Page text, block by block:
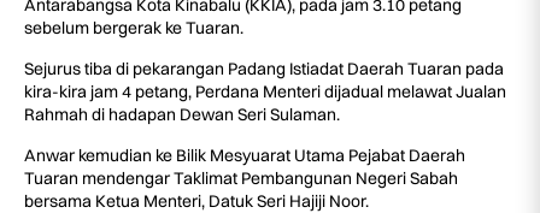
Antarabangsa Kota Kinabalu (KKIA), pada jam 3.10 petang
sebelum bergerak ke Tuaran.
Sejurus tiba di pekarangan Padang Istiadat Daerah Tuaran pada
kira-kira jam 4 petang, Perdana Menteri dijadual melawat Jualan
Rahmah di hadapan Dewan Seri Sulaman.
Anwar kemudian ke Bilik Mesyuarat Utama Pejabat Daerah
Tuaran mendengar Taklimat Pembangunan Negeri Sabah
bersama Ketua Menteri, Datuk Seri Hajiji Noor.